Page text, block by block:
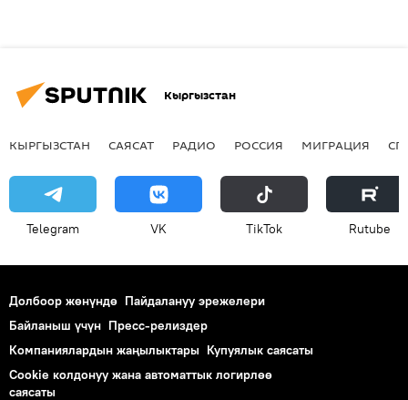
Кыргызстан
КЫРГЫЗСТАН САЯСАТ РАДИО РОССИЯ МИГРАЦИЯ
Telegram VK ТikТоk Rutube
Долбоор жөнүндө Пайдалануу эрежелери
Байланыш үчүн Пресс-релиздер
Компаниялардын жаңылыктары Купуялык саясаты
Cookie колдонуу жана автоматтык логирлөө
саясаты